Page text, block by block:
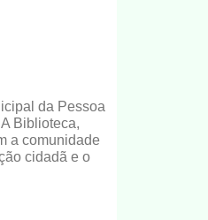
da Pessoa
Biblioteca,
a comunidade
cidadã e o